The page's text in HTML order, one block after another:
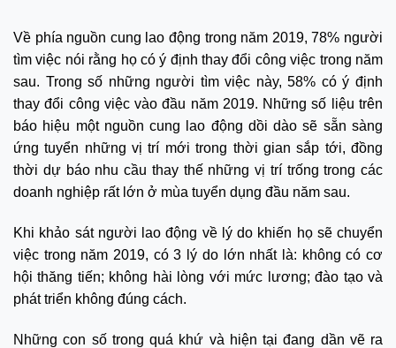
Về phía nguồn cung lao động trong năm 2019, 78% người
tìm việc nói rằng họ có ý định thay đổi công việc trong năm
sau. Trong số những người tìm việc này, 58% có ý định
thay đổi công việc vào đầu năm 2019. Những số liệu trên
báo hiệu một nguồn cung lao động dồi dào sẽ sẵn sàng
ứng tuyển những vị trí mới trong thời gian sắp tới, đồng
thời dự báo nhu cầu thay thế những vị trí trống trong các
doanh nghiệp rất lớn ở mùa tuyển dụng đầu năm sau.
Khi khảo sát người lao động về lý do khiến họ sẽ chuyển
việc trong năm 2019, có 3 lý do lớn nhất là: không có cơ
hội thăng tiến; không hài lòng với mức lương; đào tạo và
phát triển không đúng cách.
Những con số trong quá khứ và hiện tại đang dần vẽ ra